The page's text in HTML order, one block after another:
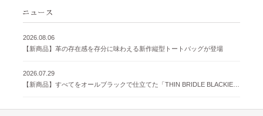
2026.08.06
【新商品】革の存在感を存分に味わえる新作縦型トートバッグが登場
2026.07.29